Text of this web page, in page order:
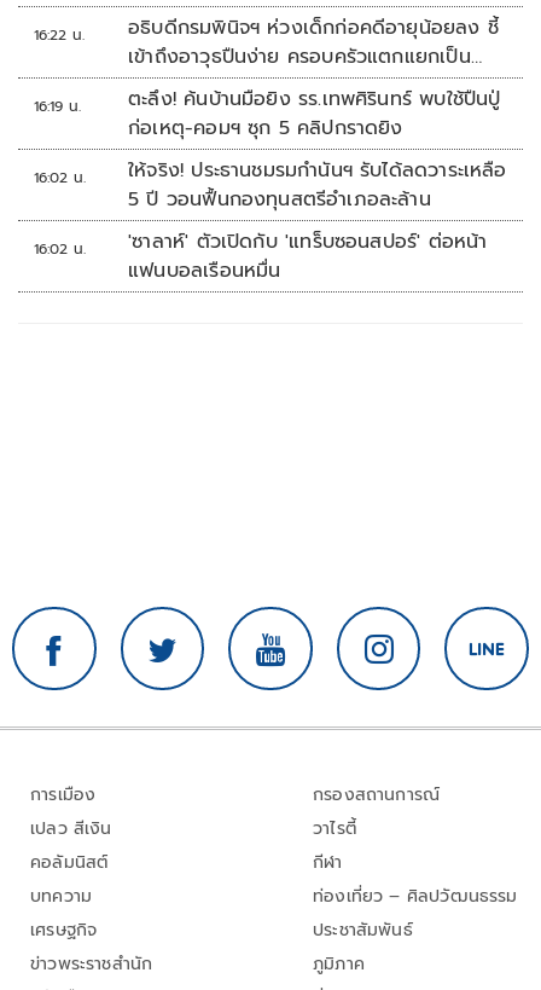
16:22 น.
อธิบดีกรมพินิจฯ ห่วงเด็กก่อคดีอายุน้อยลง ชี้
เข้าถึงอาวุธปืนง่าย ครอบครัวแตกแยกเป็น
ชนวนสำคัญ
16:19 น.
ตะลึง! ค้นบ้านมือยิง รร.เทพศิรินทร์ พบใช้ปืนปู่
ก่อเหตุ-คอมฯ ซุก 5 คลิปกราดยิง
16:02 น.
ให้จริง! ประธานชมรมกำนันฯ รับได้ลดวาระเหลือ
5 ปี วอนฟื้นกองทุนสตรีอำเภอละล้าน
16:02 น.
'ซาลาห์' ตัวเปิดกับ 'แทร็บซอนสปอร์' ต่อหน้า
แฟนบอลเรือนหมื่น
การเมือง
เปลว สีเงิน
คอลัมนิสต์
บทความ
เศรษฐกิจ
ข่าวพระราชสำนัก
กรองสถานการณ์
วาไรตี้
กีฬา
ท่องเที่ยว – ศิลปวัฒนธรรม
ประชาสัมพันธ์
ภูมิภาค